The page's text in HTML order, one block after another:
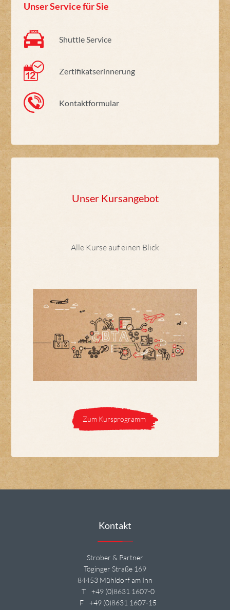
Unser Service für Sie
Shuttle Service
Zertifikatserinnerung
Kontaktformular
Unser Kursangebot
Alle Kurse auf einen Blick
Zum Kursprogramm
Kontakt
Strober & Partner
Töginger Straße 169
84453 Mühldorf am Inn
T
+49 (0)8631 1607-0
F
+49 (0)8631 1607-15